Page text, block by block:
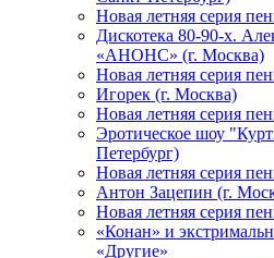
Новая летняя серия
Дискотека 80-90-х.
«АНОНС» (г. Москва)
Новая летняя серия
Игорек (г. Москва)
Новая летняя серия
Эротическое шоу
Петербург)
Новая летняя серия
Антон Зацепин (г.
Новая летняя серия
«Конан» и
«Другие»